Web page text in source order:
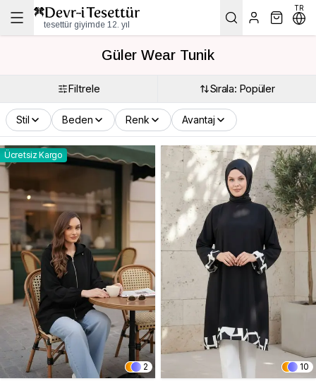
tesettür giyimde 12. yıl
TR
Güler Wear Tunik
Filtrele Sırala: Popüler
Stil Beden Renk Avantaj
Ücretsiz Kargo
2 10